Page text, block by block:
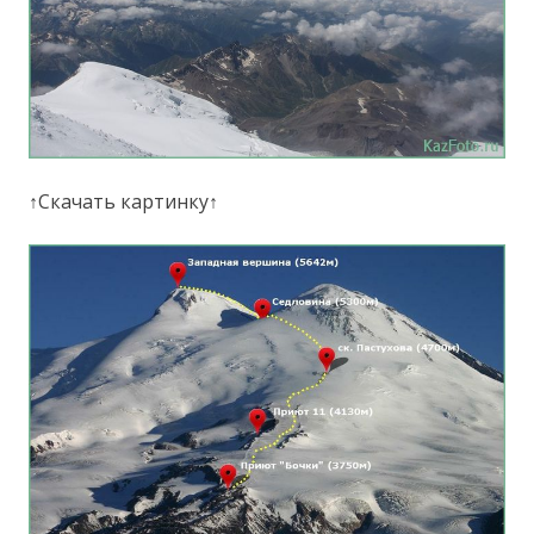
↑Скачать картинку↑